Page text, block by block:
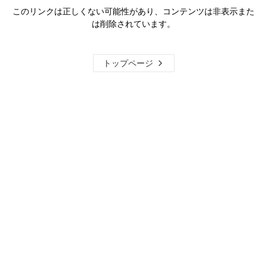
このリンクは正しくない可能性があり、コンテンツは非表示また
は削除されています。
トップページ